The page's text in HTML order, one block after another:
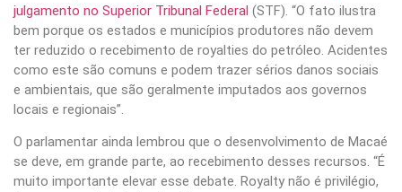
julgamento no Superior Tribunal Federal (STF). “O fato ilustra
bem porque os estados e municípios produtores não devem
ter reduzido o recebimento de royalties do petróleo. Acidentes
como este são comuns e podem trazer sérios danos sociais
e ambientais, que são geralmente imputados aos governos
locais e regionais”.
O parlamentar ainda lembrou que o desenvolvimento de Macaé
se deve, em grande parte, ao recebimento desses recursos. “É
muito importante elevar esse debate. Royalty não é privilégio,